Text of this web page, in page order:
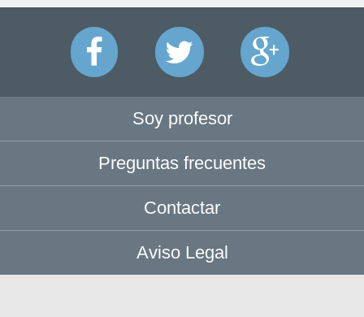
Soy profesor
Preguntas frecuentes
Contactar
Aviso Legal